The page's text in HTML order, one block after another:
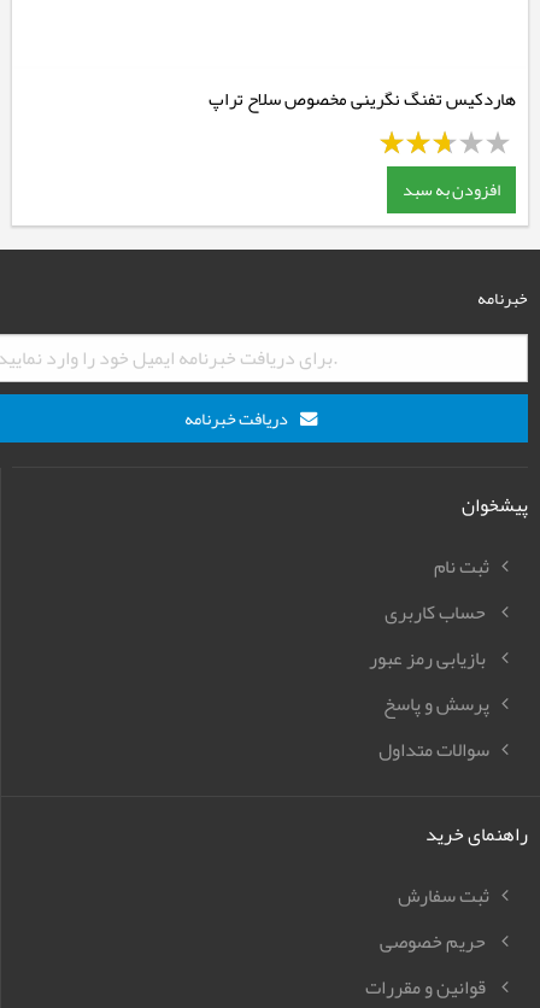
هاردکیس تفنگ نگرینی مخصوص سلاح تراپ
افزودن به سبد
خبرنامه
دریافت خبرنامه
پیشخوان
ثبت نام
حساب کاربری
بازیابی رمز عبور
پرسش و پاسخ
سوالات متداول
راهنمای خرید
ثبت سفارش
حریم خصوصی
قوانین و مقررات